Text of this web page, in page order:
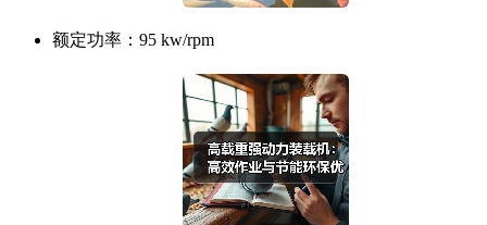
额定功率： 95 kw/rpm